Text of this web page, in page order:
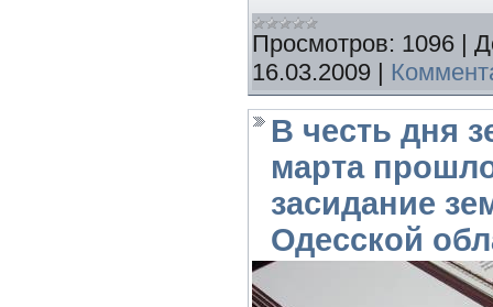
Просмотров: 1096
16.03.2009
В честь дня
марта
засидание
Одесской